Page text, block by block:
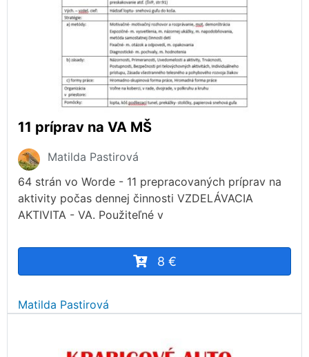
11 príprav na VA MŠ
Matilda Pastirová
64 strán vo Worde - 11 prepracovaných príprav na
aktivity počas dennej činnosti VZDELÁVACIA
AKTIVITA - VA. Použiteľné v
8 €
Matilda Pastirová